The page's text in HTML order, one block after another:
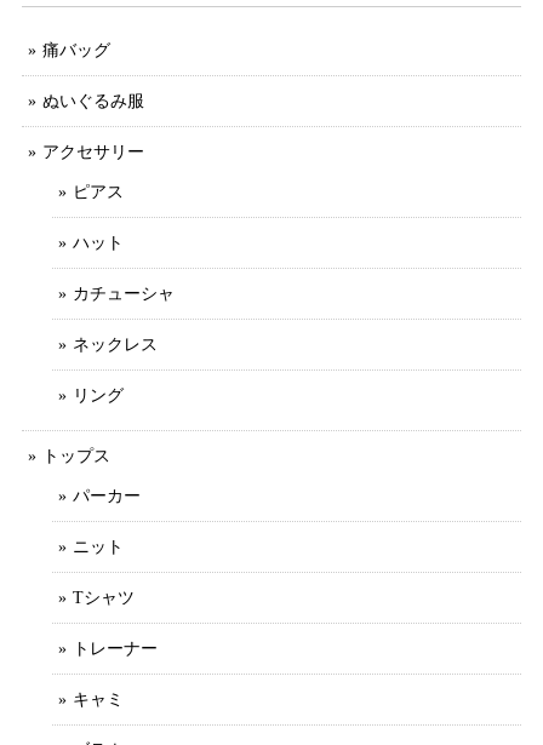
痛バッグ
ぬいぐるみ服
アクセサリー
ピアス
ハット
カチューシャ
ネックレス
リング
トップス
パーカー
ニット
Tシャツ
トレーナー
キャミ